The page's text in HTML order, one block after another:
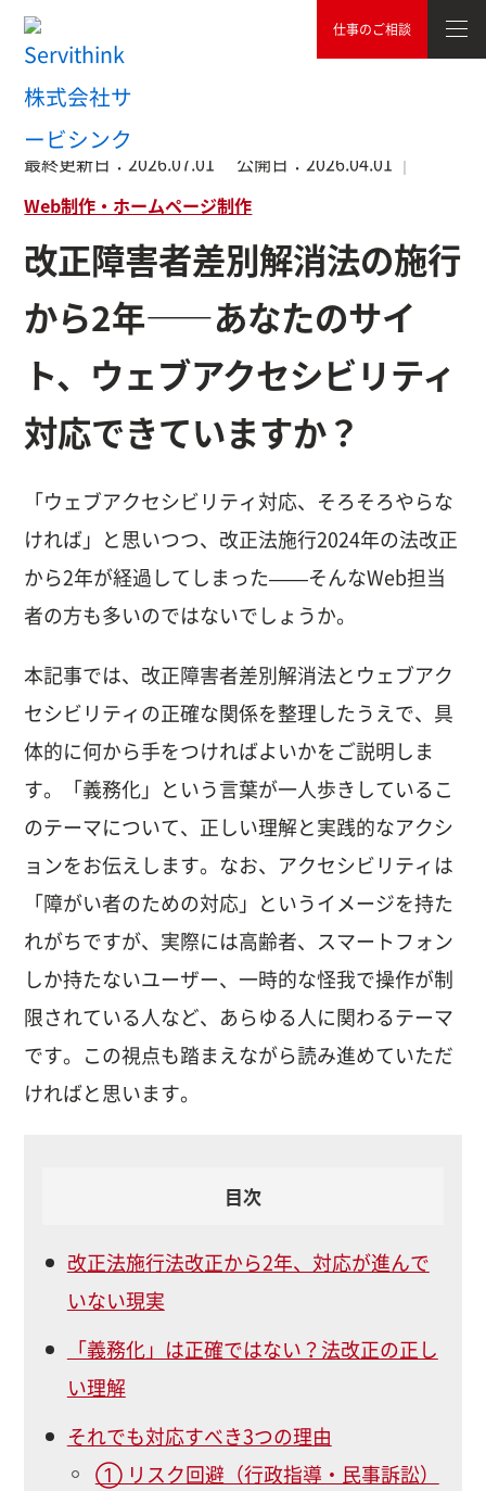
仕事のご相談
TOP Web制作・ホームページ制作
最終更新日： 2026.07.01 公開日： 2026.04.01
Web制作・ホームページ制作
改正障害者差別解消法の施行
から2年——あなたのサイ
ト、ウェブアクセシビリティ
対応できていますか？
「ウェブアクセシビリティ対応、そろそろやらな
ければ」と思いつつ、改正法施行2024年の法改正
から2年が経過してしまった——そんなWeb担当
者の方も多いのではないでしょうか。
本記事では、改正障害者差別解消法とウェブアク
セシビリティの正確な関係を整理したうえで、具
体的に何から手をつければよいかをご説明しま
す。「義務化」という言葉が一人歩きしているこ
のテーマについて、正しい理解と実践的なアクシ
ョンをお伝えします。なお、アクセシビリティは
「障がい者のための対応」というイメージを持た
れがちですが、実際には高齢者、スマートフォン
しか持たないユーザー、一時的な怪我で操作が制
限されている人など、あらゆる人に関わるテーマ
です。この視点も踏まえながら読み進めていただ
ければと思います。
目次
改正法施行法改正から2年、対応が進んで
いない現実
「義務化」は正確ではない？法改正の正し
い理解
それでも対応すべき3つの理由
① リスク回避（行政指導・民事訴訟）